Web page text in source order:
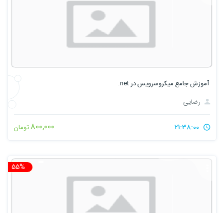
آموزش جامع میکروسرویس در net.
رضایی
800,000تومان
55%